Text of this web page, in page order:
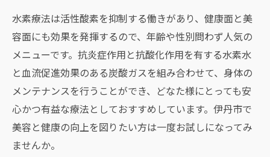
水素療法は活性酸素を抑制する働きがあり、健康面と美
容面にも効果を発揮するので、年齢や性別問わず人気の
メニューです。抗炎症作用と抗酸化作用を有する水素水
と血流促進効果のある炭酸ガスを組み合わせて、身体の
メンテナンスを行うことができ、どなた様にとっても安
心かつ有益な療法としておすすめしています。伊丹市で
美容と健康の向上を図りたい方は一度お試しになってみ
ませんか。